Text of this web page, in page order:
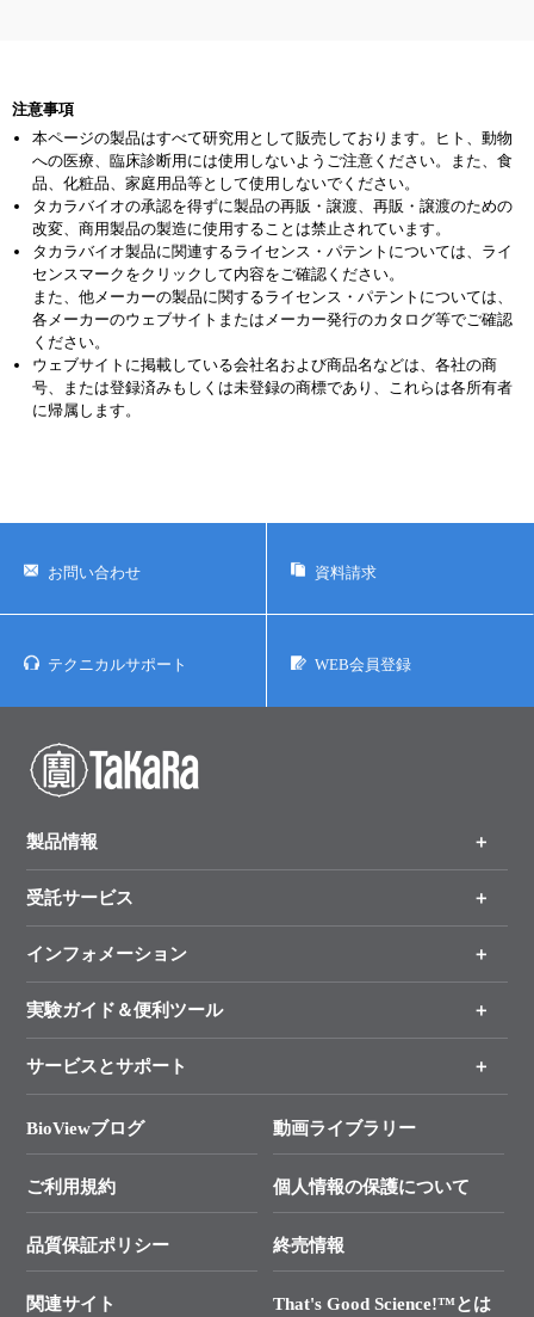
注意事項
本ページの製品はすべて研究用として販売しております。ヒト、動物
への医療、臨床診断用には使用しないようご注意ください。また、食
品、化粧品、家庭用品等として使用しないでください。
タカラバイオの承認を得ずに製品の再販・譲渡、再販・譲渡のための
改変、商用製品の製造に使用することは禁止されています。
タカラバイオ製品に関連するライセンス・パテントについては、ライ
センスマークをクリックして内容をご確認ください。
また、他メーカーの製品に関するライセンス・パテントについては、
各メーカーのウェブサイトまたはメーカー発行のカタログ等でご確認
ください。
ウェブサイトに掲載している会社名および商品名などは、各社の商
号、または登録済みもしくは未登録の商標であり、これらは各所有者
に帰属します。
お問い合わせ 資料請求
テクニカルサポート WEB会員登録
製品情報
製品一覧
手法から製品を探す
新製品情報
受託サービス
オンライン注文
インフォメーション
キャンペーン
タカラバイオ各種会員募集のお知らせ
終売製品のお知らせ
価格改定のご案内
タカラバイオ発表文献
実験ガイド＆便利ツール
リアルタイムPCR実験のススメ
幹細胞・再生医療研究ガイド
クローニング実験ガイド
SMARTer NGSポータルサイト
プライマー設計
サービスとサポート
総合お問い合わせ
├ 実験コンシェルジュ
├ 受託サービスお問い合わせ
BioViewブログ 動画ライブラリー
ご利用規約 個人情報の保護について
品質保証ポリシー 終売情報
関連サイト That's Good Science!™とは